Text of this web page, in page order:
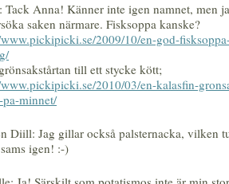
Tack Anna! Känner inte igen namnet, men
saken närmare. Fisksoppa kanske?
2009/10/en-god-
till ett stycke kött;
2010/03/en-kalasfin-
pa-minnet/
Diill: Jag gillar också palsternacka, vilken
igen! :-)